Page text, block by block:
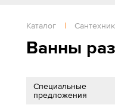
Каталог |
Ванны
Специальные
предложения